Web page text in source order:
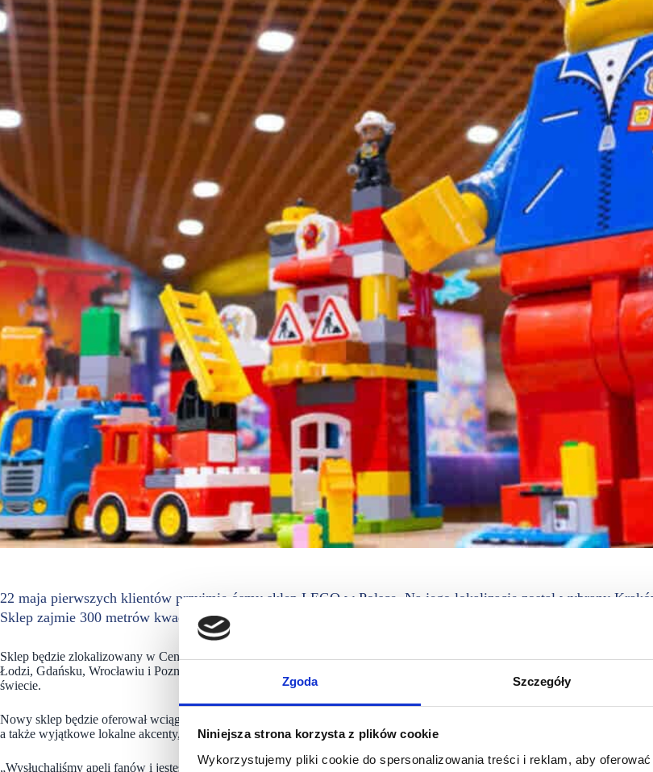
Zgoda Szczegóły
Niniejsza strona korzysta z plików cookie
Wykorzystujemy pliki cookie do spersonalizowania treści i reklam, aby
22 maja pierwszych klientów przyjmie ósmy sklep LEGO w Polsce. Na jego lokalizację został wybrany
Sklep zajmie 300 metrów kwadratowych powierzchni.
Sklep będzie zlokalizowany w Centrum Handlowym Bonarka. Pozostałe sklepy LEGO mieszczą się w Katowicach,
Łodzi, Gdańsku, Wrocławiu i Poznaniu.. Sieć sprzedaży stacjonarnej Grupy LEGO obejmującej ponad 1 000 placówek na całym
świecie.
Nowy sklep będzie oferował wciągające wrażenia, takie jak stoły do zabawy, stanowisko do budowy minifigurek i ścianę z cegły,
a także wyjątkowe lokalne akcenty, w tym zaskakujący duży budynek i grafikę okienną upamiętniającą kultowe zabytki
„Wysłuchaliśmy apeli fanów i jesteśmy bardzo podekscytowani, że w końcu możemy zaprosić ich do sklepu Lego w Krakowie.